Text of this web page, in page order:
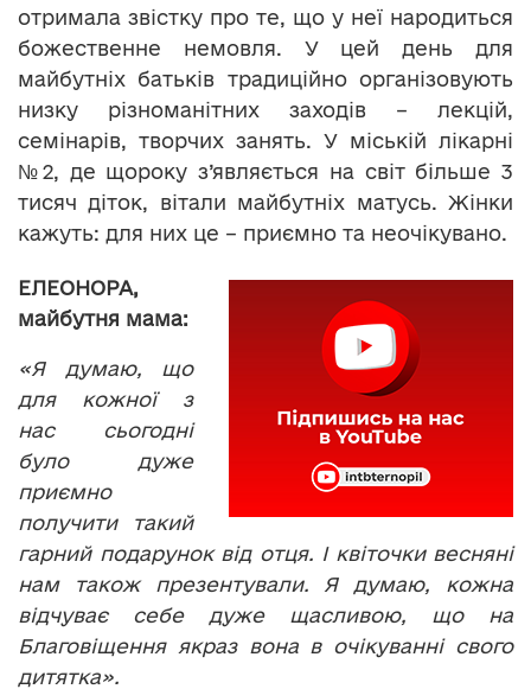
отримала звістку про те, що у неї народиться
божественне немовля. У цей день для
майбутніх батьків традиційно організовують
низку різноманітних заходів – лекцій,
семінарів, творчих занять. У міській лікарні
№2, де щороку з’являється на світ більше 3
тисяч діток, вітали майбутніх матусь. Жінки
кажуть: для них це – приємно та неочікувано.
ЕЛЕОНОРА,
майбутня мама:
«Я думаю, що
для кожної з
нас сьогодні
було дуже
приємно
получити такий
гарний подарунок від отця. І квіточки весняні
нам також презентували. Я думаю, кожна
відчуває себе дуже щасливою, що на
Благовіщення якраз вона в очікуванні свого
дитятка».